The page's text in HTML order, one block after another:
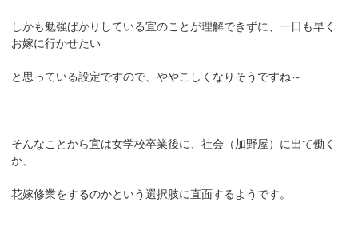
しかも勉強ばかりしている宜のことが理解できずに、一日も早く
お嫁に行かせたい
と思っている設定ですので、ややこしくなりそうですね～
そんなことから宜は女学校卒業後に、社会（加野屋）に出て働く
か、
花嫁修業をするのかという選択肢に直面するようです。